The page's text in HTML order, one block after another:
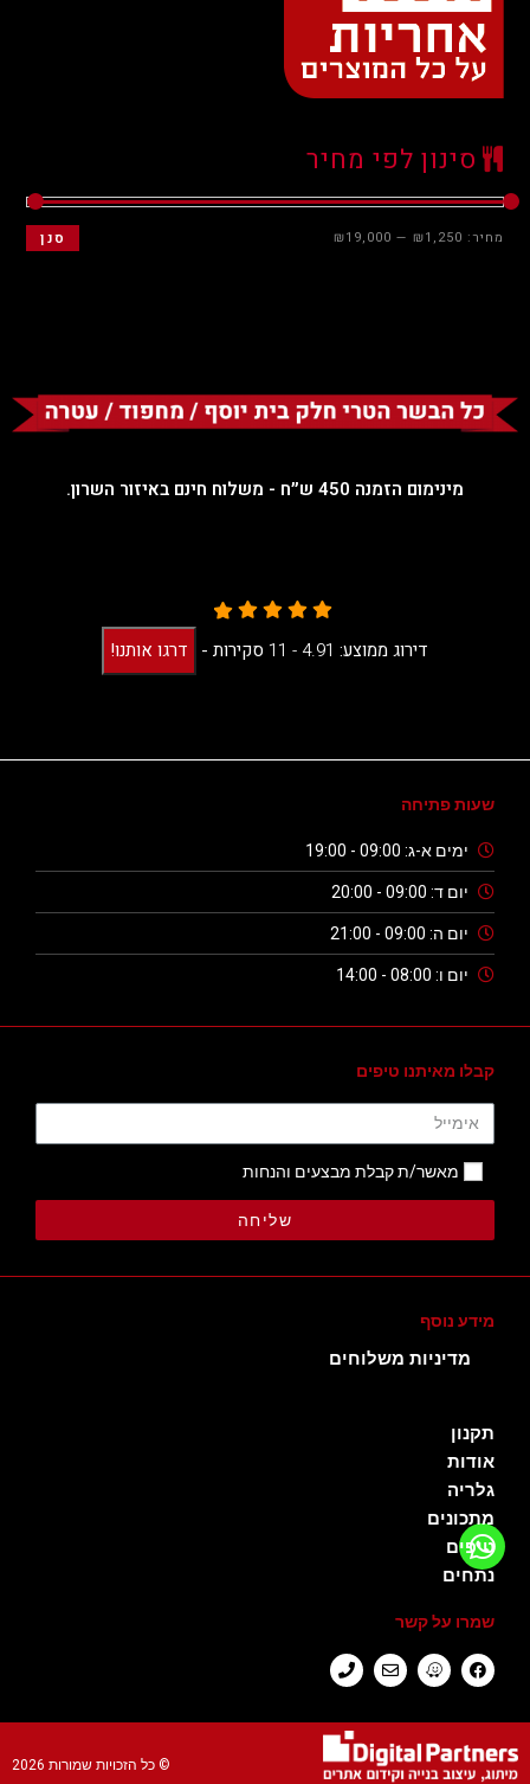
סינון לפי מחיר
סנן מחיר: ₪1,250
—
₪19,000
מינימום הזמנה 450 ש״ח - משלוח חינם באיזור השרון.
דירוג ממוצע: 4.91 -
11 סקירות - דרגו אותנו!
שעות פתיחה
ימים א-ג: 09:00 - 19:00
יום ד: 09:00 - 20:00
יום ה: 09:00 - 21:00
יום ו: 08:00 - 14:00
קבלו מאיתנו טיפים
מאשר/ת קבלת מבצעים והנחות
שליחה
מידע נוסף
מדיניות משלוחים
תקנון
אודות
גלריה
מתכונים
טיפים
נתחים
שמרו על קשר
© כל הזכויות שמורות​ 2026